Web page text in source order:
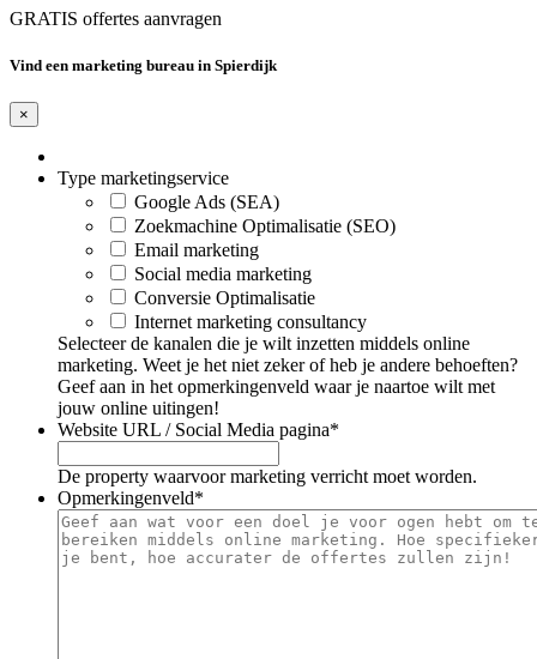
GRATIS offertes aanvragen
Vind een marketing bureau in Spierdijk
×
Type marketingservice
Google Ads (SEA)
Zoekmachine Optimalisatie (SEO)
Email marketing
Social media marketing
Conversie Optimalisatie
Internet marketing consultancy
Selecteer de kanalen die je wilt inzetten middels online
marketing. Weet je het niet zeker of heb je andere behoeften?
Geef aan in het opmerkingenveld waar je naartoe wilt met
jouw online uitingen!
Website URL / Social Media pagina*
De property waarvoor marketing verricht moet worden.
Opmerkingenveld*